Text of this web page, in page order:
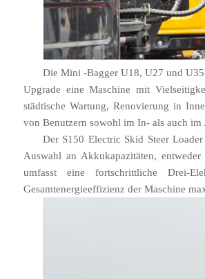
Die Mini -Bagger U18, U27 und U35
Upgrade eine Maschine mit
städtische Wartung, Renovierung in
von Benutzern sowohl im In- als auch im
Der S150 Electric Skid Steer
Auswahl an Akkukapazitäten,
umfasst eine fortschrittliche Drei-
Gesamtenergieeffizienz der Maschine